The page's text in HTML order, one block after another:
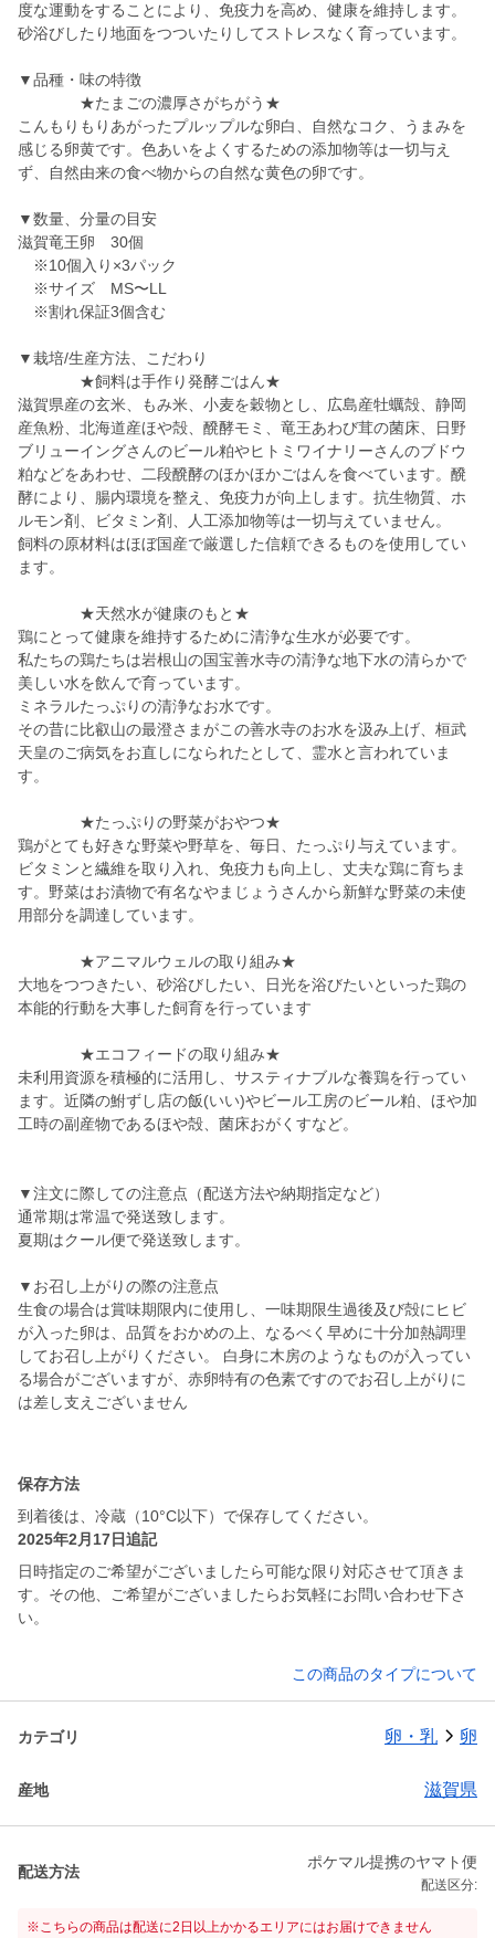
度な運動をすることにより、免疫力を高め、健康を維持します。
砂浴びしたり地面をつついたりしてストレスなく育っています。
▼品種・味の特徴
★たまごの濃厚さがちがう★
こんもりもりあがったプルップルな卵白、自然なコク、うまみを
感じる卵黄です。色あいをよくするための添加物等は一切与え
ず、自然由来の食べ物からの自然な黄色の卵です。
▼数量、分量の目安
滋賀竜王卵 30個
※10個入り×3パック
※サイズ MS〜LL
※割れ保証3個含む
▼栽培/生産方法、こだわり
★飼料は手作り発酵ごはん★
滋賀県産の玄米、もみ米、小麦を穀物とし、広島産牡蠣殻、静岡
産魚粉、北海道産ほや殻、醗酵モミ、竜王あわび茸の菌床、日野
ブリューイングさんのビール粕やヒトミワイナリーさんのブドウ
粕などをあわせ、二段醗酵のほかほかごはんを食べています。醗
酵により、腸内環境を整え、免疫力が向上します。抗生物質、ホ
ルモン剤、ビタミン剤、人工添加物等は一切与えていません。
飼料の原材料はほぼ国産で厳選した信頼できるものを使用してい
ます。
★天然水が健康のもと★
鶏にとって健康を維持するために清浄な生水が必要です。
私たちの鶏たちは岩根山の国宝善水寺の清浄な地下水の清らかで
美しい水を飲んで育っています。
ミネラルたっぷりの清浄なお水です。
その昔に比叡山の最澄さまがこの善水寺のお水を汲み上げ、桓武
天皇のご病気をお直しになられたとして、霊水と言われていま
す。
★たっぷりの野菜がおやつ★
鶏がとても好きな野菜や野草を、毎日、たっぷり与えています。
ビタミンと繊維を取り入れ、免疫力も向上し、丈夫な鶏に育ちま
す。野菜はお漬物で有名なやまじょうさんから新鮮な野菜の未使
用部分を調達しています。
★アニマルウェルの取り組み★
大地をつつきたい、砂浴びしたい、日光を浴びたいといった鶏の
本能的行動を大事した飼育を行っています
★エコフィードの取り組み★
未利用資源を積極的に活用し、サスティナブルな養鶏を行ってい
ます。近隣の鮒ずし店の飯(いい)やビール工房のビール粕、ほや加
工時の副産物であるほや殻、菌床おがくすなど。
▼注文に際しての注意点（配送方法や納期指定など）
通常期は常温で発送致します。
夏期はクール便で発送致します。
▼お召し上がりの際の注意点
生食の場合は賞味期限内に使用し、一味期限生過後及び殻にヒビ
が入った卵は、品質をおかめの上、なるべく早めに十分加熱調理
してお召し上がりください。 白身に木房のようなものが入ってい
る場合がございますが、赤卵特有の色素ですのでお召し上がりに
は差し支えございません
保存方法
到着後は、冷蔵（10°C以下）で保存してください。
2025年2月17日追記
日時指定のご希望がございましたら可能な限り対応させて頂きま
す。その他、ご希望がございましたらお気軽にお問い合わせ下さ
い。
この商品のタイプについて
カテゴリ 卵・乳 卵
産地 滋賀県
配送方法
ポケマル提携のヤマト便
配送区分:
※こちらの商品は配送に2日以上かかるエリアにはお届けできません